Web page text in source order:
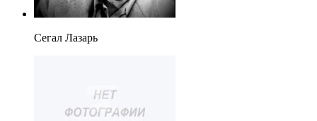
Сегал Лазарь